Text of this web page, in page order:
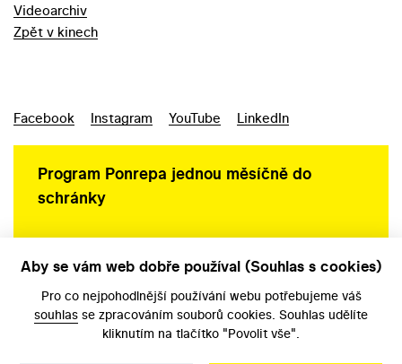
Videoarchiv
Zpět v kinech
Facebook Instagram YouTube LinkedIn
Program Ponrepa jednou měsíčně do
schránky
Aby se vám web dobře používal (Souhlas s cookies)
Pro co nejpohodlnější používání webu potřebujeme váš
souhlas se zpracováním souborů cookies. Souhlas udělíte
kliknutím na tlačítko "Povolit vše".